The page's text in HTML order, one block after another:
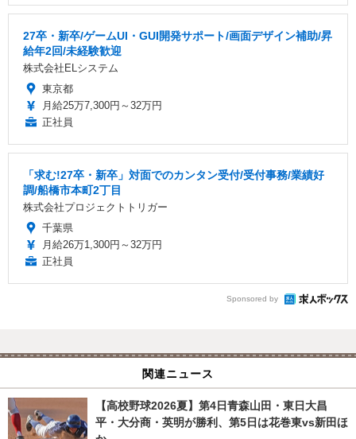
27卒・新卒/ゲームUI・GUI開発サポート/画面デザイン補助/昇
給年2回/未経験歓迎
株式会社ELシステム
東京都
月給25万7,300円～32万円
正社員
「求む!27卒・新卒」対面でのカンタン受付/受付事務/業績好
調/船橋市本町2丁目
株式会社プロジェクトトリガー
千葉県
月給26万1,300円～32万円
正社員
Sponsored by
関連ニュース
【高校野球2026夏】第4日青森山田・東日大昌
平・大分商・英明が勝利、第5日は花巻東vs新田ほ